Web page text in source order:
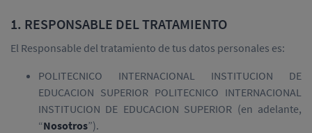
1. RESPONSABLE DEL TRATAMIENTO
El Responsable del tratamiento de tus datos personales es:
POLITECNICO INTERNACIONAL INSTITUCION DE
EDUCACION SUPERIOR POLITECNICO INTERNACIONAL
INSTITUCION DE EDUCACION SUPERIOR (en adelante,
“Nosotros”).